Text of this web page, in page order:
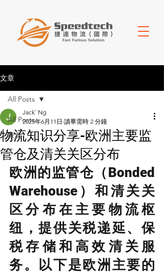
文章
All Posts
家具
All Posts
物流知识分享-欧洲主要监
管仓及清关关区分布
Jack` Ng
2025年6月11日 讀畢需時 2 分鐘
欧洲的监管仓（Bonded
Warehouse）和清关关
区分布在主要物流枢
纽，提供关税递延、保
税存储和高效清关服
务。以下是欧洲主要的